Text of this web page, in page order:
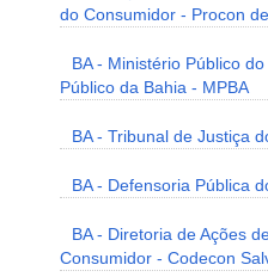
do Consumidor - Procon
BA - Ministério Público
Público da Bahia - MPBA
BA - Tribunal de Justiça
BA - Defensoria Pública
BA - Diretoria de Ações
Consumidor - Codecon